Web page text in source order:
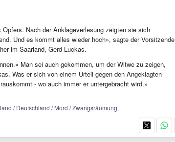
Nach der Anklageverlesung zeigten sie sich
Und es kommt alles wieder hoch», sagte der Vorsitzende
im Saarland, Gerd Luckas.
Man sei auch gekommen, um der Witwe zu zeigen,
Was er sich von einem Urteil gegen den Angeklagten
- wo auch immer er untergebracht wird.»
/ Deutschland / Mord / Zwangsräumung